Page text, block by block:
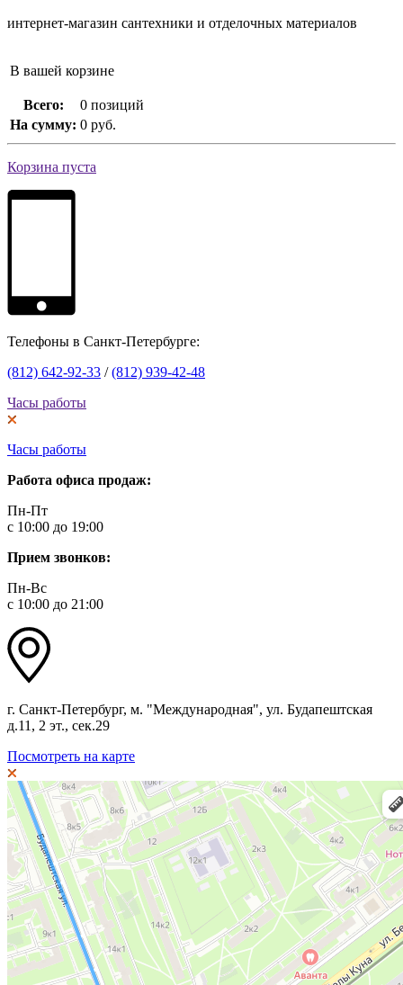
интернет-магазин сантехники и отделочных материалов
В вашей корзине
Всего:
0 позиций
На сумму: 0 руб.
Корзина пуста
Телефоны в Санкт-Петербурге:
(812) 642-92-33 /(812) 939-42-48
Часы работы
Часы работы
Работа офиса продаж:
Пн-Пт
с 10:00 до 19:00
Прием звонков:
Пн-Вс
с 10:00 до 21:00
г. Санкт-Петербург, м. "Международная", ул. Будапештская
д.11, 2 эт., сек.29
Посмотреть на карте